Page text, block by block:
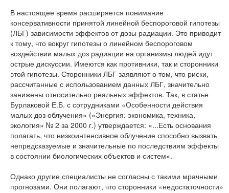
В настоящее время расширяется понимание
консервативности принятой линейной беспороговой гипотезы
(ЛБГ) зависимости эффектов от дозы радиации. Это приводит
к тому, что вокруг гипотезы о линейном беспороговом
воздействии малых доз радиации на организмы людей идут
острые дискуссии. Имеются как противники, так и сторонники
этой гипотезы. Сторонники ЛБГ заявляют о том, что риски,
рассчитанные с использованием данных ЛБГ, значительно
занижены относительно реальных эффектов. Так, в статье
Бурлаковой Е.Б. с сотрудниками «Особенности действия
малых доз облучения» («Энергия: экономика, техника,
экология» № 2 за 2000 г.) утверждается: «...Есть основания
полагать, что низкоинтенсивное облучение способно вызвать
непредсказуемые и значительные по последствиям эффекты
в состоянии биологических объектов и систем».
Однако другие специалисты не согласны с такими мрачными
прогнозами. Они полагают, что сторонники «недостаточности»